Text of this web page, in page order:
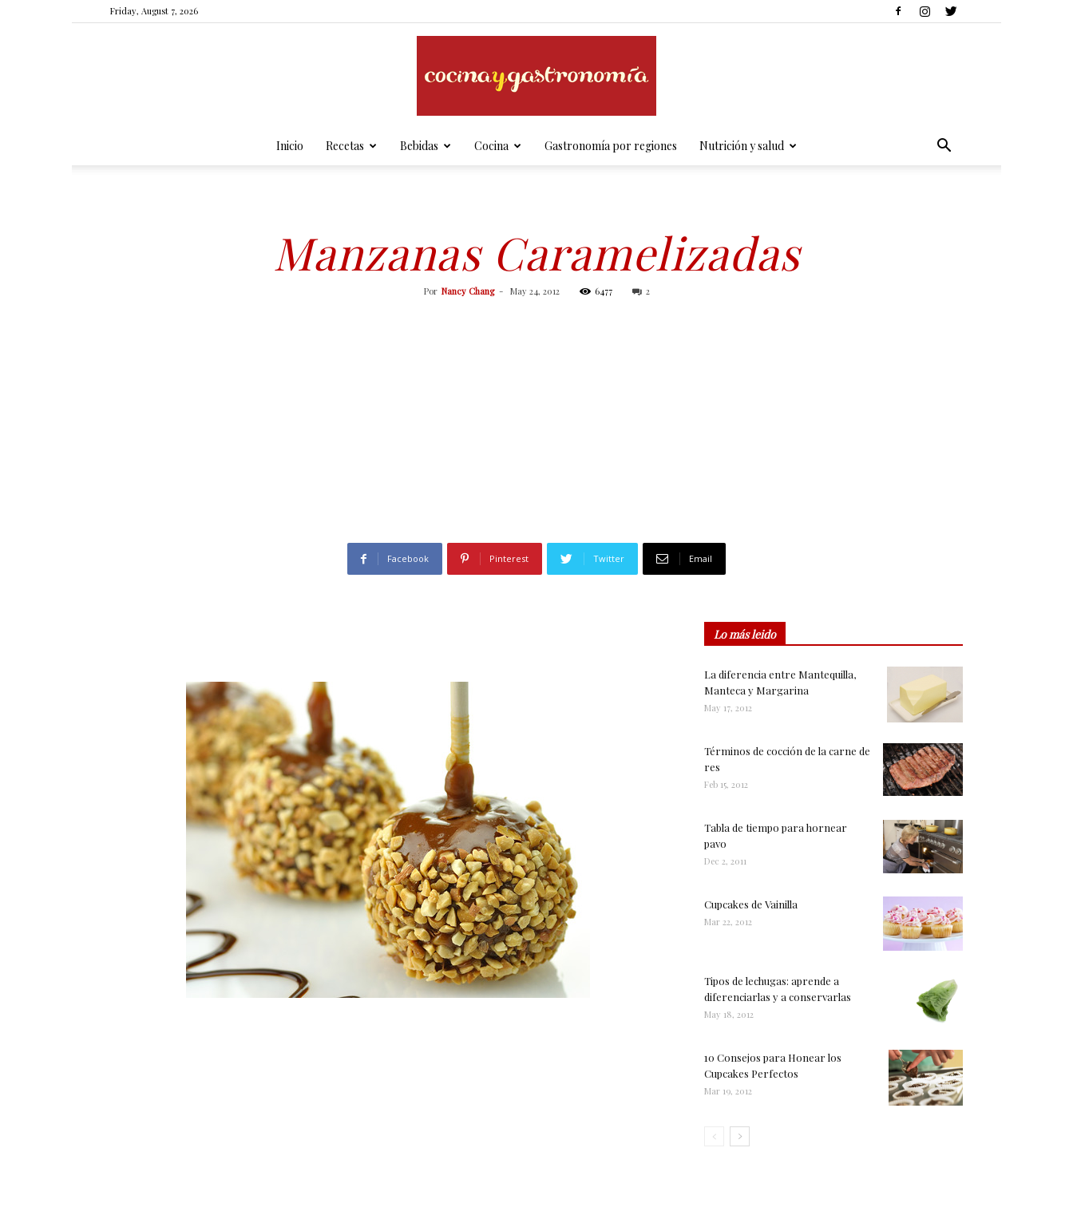
Friday, August 7, 2026
y
Inicio Recetas Bebidas Cocina Gastronomía por regiones Nutrición y salud
Manzanas Caramelizadas
Por Nancy Chang - May 24, 2012 6477 2
Facebook Pinterest Twitter Email
Lo más leido
La diferencia entre Mantequilla,
Manteca y Margarina
May 17, 2012
Términos de cocción de la carne de
res
Feb 15, 2012
Tabla de tiempo para hornear
pavo
Dec 2, 2011
Cupcakes de Vainilla
Mar 22, 2012
Tipos de lechugas: aprende a
diferenciarlas y a conservarlas
May 18, 2012
10 Consejos para Honear los
Cupcakes Perfectos
Mar 19, 2012